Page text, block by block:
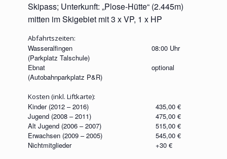
Skipass; Unterkunft: „Plose-Hütte“ (2.445m)
mitten im Skigebiet mit 3 x VP, 1 x HP
Abfahrtszeiten:
Wasseralfingen
(Parkplatz Talschule)
08:00 Uhr
Ebnat
(Autobahnparkplatz P&R)
optional
Kosten (inkl. Liftkarte):
Kinder (2012 – 2016)
435,00 €
Jugend (2008 – 2011)
475,00 €
Alt Jugend (2006 – 2007)
515,00 €
Erwachsen (2009 – 2005)
545,00 €
Nichtmitglieder
+30 €